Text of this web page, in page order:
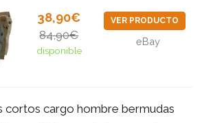
38,90€
84,90€
disponible
VER PRODUCTO
eBay
cortos cargo hombre bermudas